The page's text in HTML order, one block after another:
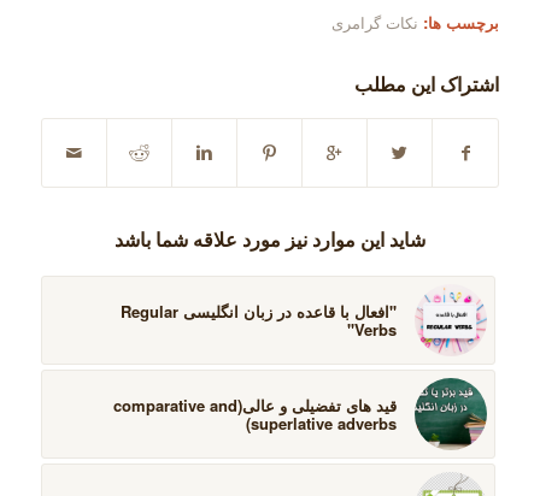
برچسب ها: نکات گرامری
اشتراک این مطلب
شاید این موارد نیز مورد علاقه شما باشد
''افعال با قاعده در زبان انگلیسی Regular
Verbs''
قید های تفضیلی و عالی(comparative and
superlative adverbs)